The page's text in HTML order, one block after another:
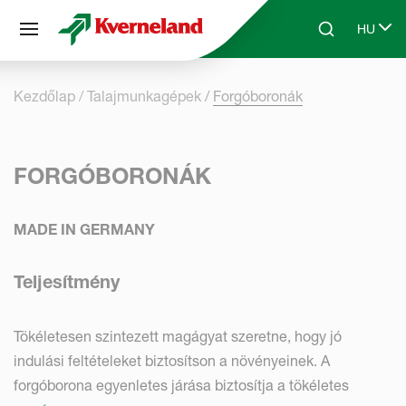
Skip to main contentSearchHU
Select
Kezdőlap Talajmunkagépek Forgóboronák
FORGÓBORONÁK
MADE IN GERMANY
Teljesítmény
Tökéletesen szintezett magágyat szeretne, hogy jó
indulási feltételeket biztosítson a növényeinek. A
forgóborona egyenletes járása biztosítja a tökéletes
Süti preferenciák